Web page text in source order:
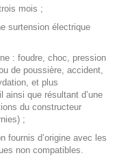
mois ;
surtension électrique
: foudre, choc, pression
de poussière, accident,
et plus
ainsi que résultant d’une
du constructeur
;
fournis d’origine avec les
non compatibles.